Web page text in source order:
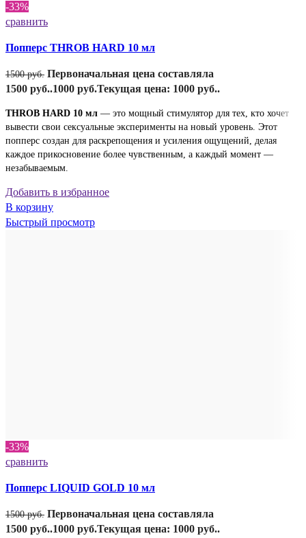
-33%
сравнить
Попперс THROB HARD 10 мл
1500руб. Первоначальная цена составляла
1500 руб..1000 руб.Текущая цена: 1000 руб..
THROB HARD 10 мл — это мощный стимулятор для тех, кто хочет
вывести свои сексуальные эксперименты на новый уровень. Этот
попперс создан для раскрепощения и усиления ощущений, делая
каждое прикосновение более чувственным, а каждый момент —
незабываемым.
Добавить в избранное
В корзину
Быстрый просмотр
-33%
сравнить
Попперс LIQUID GOLD 10 мл
1500руб. Первоначальная цена составляла
1500 руб..1000 руб.Текущая цена: 1000 руб..